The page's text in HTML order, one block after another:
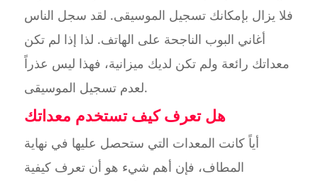
فلا يزال بإمكانك تسجيل الموسيقى. لقد سجل الناس
أغاني البوب الناجحة على الهاتف. لذا إذا لم تكن
معداتك رائعة ولم تكن لديك ميزانية، فهذا ليس عذراً
لعدم تسجيل الموسيقى.
هل تعرف كيف تستخدم معداتك
أياً كانت المعدات التي ستحصل عليها في نهاية
المطاف، فإن أهم شيء هو أن تعرف كيفية